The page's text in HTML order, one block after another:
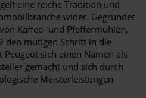
eine reiche Tradition und
wider. Gegründet
Kaffee- und Pfeffermühlen,
den mutigen Schritt in die
sich einen Namen als
gemacht und sich durch
Meisterleistungen